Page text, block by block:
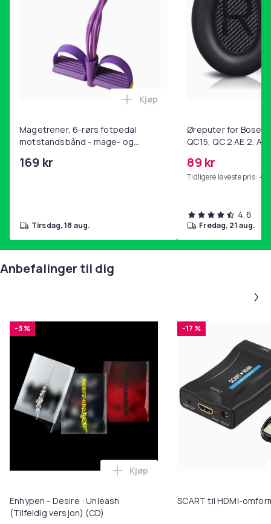
Magetrener, 6-rørs fotpedal
motstandsbånd - mage- og
hjemmegymnastikk Purple
169 kr
Legg Magetrener, 6-rørs
Kjøp
tirsdag, 18 aug.
Øreputer for Bose
QC15, QC 2 AE 2, AE
89 kr
Tidligere laveste pris: 99
4,6
fredag, 21 aug.
Anbefalinger til dig
-3 %
Enhypen - Desire : Unleash
(Tilfeldig versjon) (CD)
Legg Enhypen - Desire :
Kjøp
-17 %
SCART til HDMI-